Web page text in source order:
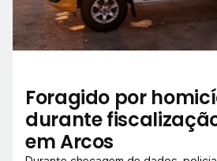
Foragido por
durante
em Arcos